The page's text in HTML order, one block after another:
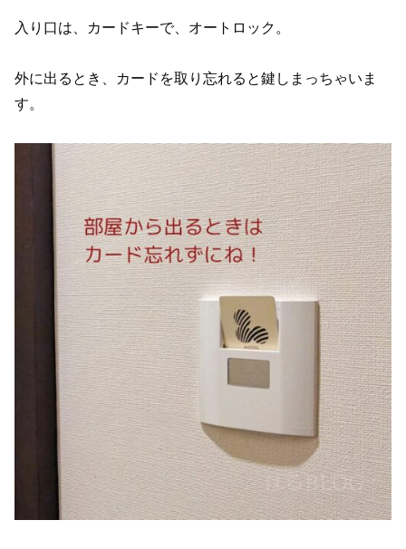
入り口は、カードキーで、オートロック。
外に出るとき、カードを取り忘れると鍵しまっちゃいま
す。